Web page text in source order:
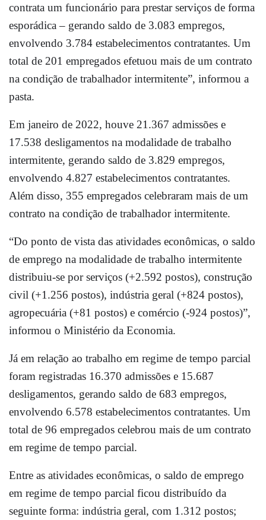
contrata um funcionário para prestar serviços de forma
esporádica – gerando saldo de 3.083 empregos,
envolvendo 3.784 estabelecimentos contratantes. Um
total de 201 empregados efetuou mais de um contrato
na condição de trabalhador intermitente”, informou a
pasta.
Em janeiro de 2022, houve 21.367 admissões e
17.538 desligamentos na modalidade de trabalho
intermitente, gerando saldo de 3.829 empregos,
envolvendo 4.827 estabelecimentos contratantes.
Além disso, 355 empregados celebraram mais de um
contrato na condição de trabalhador intermitente.
“Do ponto de vista das atividades econômicas, o saldo
de emprego na modalidade de trabalho intermitente
distribuiu-se por serviços (+2.592 postos), construção
civil (+1.256 postos), indústria geral (+824 postos),
agropecuária (+81 postos) e comércio (-924 postos)”,
informou o Ministério da Economia.
Já em relação ao trabalho em regime de tempo parcial
foram registradas 16.370 admissões e 15.687
desligamentos, gerando saldo de 683 empregos,
envolvendo 6.578 estabelecimentos contratantes. Um
total de 96 empregados celebrou mais de um contrato
em regime de tempo parcial.
Entre as atividades econômicas, o saldo de emprego
em regime de tempo parcial ficou distribuído da
seguinte forma: indústria geral, com 1.312 postos;